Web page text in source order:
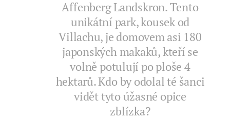
Affenberg Landskron. Tento
unikátní park, kousek od
Villachu, je domovem asi 180
japonských makaků, kteří se
volně potulují po ploše 4
hektarů. Kdo by odolal té šanci
vidět tyto úžasné opice
zblízka?